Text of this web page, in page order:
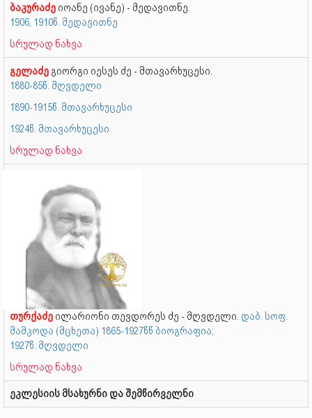
ბაკურაძე იოანე (ივანე) - მედავითნე.
1906, 1910წ. მედავითნე
სრულად ნახვა
გელაძე გიორგი იესეს ძე - მთავარხუცესი.
1880-85წ. მღვდელი
1890-1915წ. მთავარხუცესი
1924წ. მთავარხუცესი
სრულად ნახვა
თურქაძე ილარიონი თევდორეს ძე - მღვდელი. დაბ. სოფ.
მამკოდა (მცხეთა) 1865-1927წწ ბიოგრაფია;
1927წ. მღვდელი
სრულად ნახვა
ეკლესიის მსახურნი და შემწირველნი